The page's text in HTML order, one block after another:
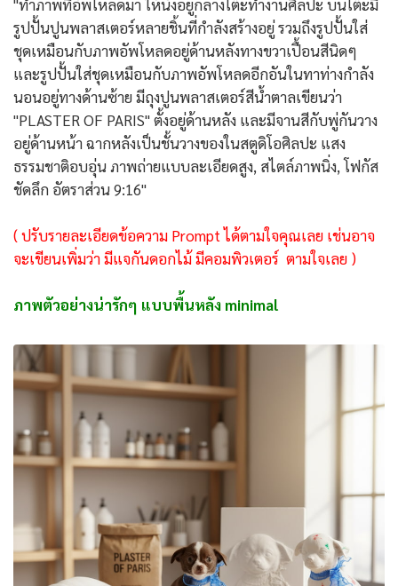
"ทำภาพที่อัพโหลดมา ให้นั่งอยู่กลางโต๊ะทำงานศิลปะ บนโต๊ะมี
รูปปั้นปูนพลาสเตอร์หลายชิ้นที่กำลังสร้างอยู่ รวมถึงรูปปั้นใส่
ชุดเหมือนกับภาพอัพโหลดอยู่ด้านหลังทางขวาเปื้อนสีนิดๆ
และรูปปั้นใส่ชุดเหมือนกับภาพอัพโหลดอีกอันในทาท่างกำลัง
นอนอยู่ทางด้านซ้าย มีถุงปูนพลาสเตอร์สีน้ำตาลเขียนว่า
"PLASTER OF PARIS" ตั้งอยู่ด้านหลัง และมีจานสีกับพู่กันวาง
อยู่ด้านหน้า ฉากหลังเป็นชั้นวางของในสตูดิโอศิลปะ แสง
ธรรมชาติอบอุ่น ภาพถ่ายแบบละเอียดสูง, สไตล์ภาพนิ่ง, โฟกัส
ชัดลึก อัตราส่วน 9:16"
( ปรับรายละเอียดข้อความ Prompt ได้ตามใจคุณเลย เช่นอาจ
จะเขียนเพิ่มว่า มีแจกันดอกไม้ มีคอมพิวเตอร์ ตามใจเลย )
ภาพตัวอย่างน่ารักๆ แบบพื้นหลัง minimal